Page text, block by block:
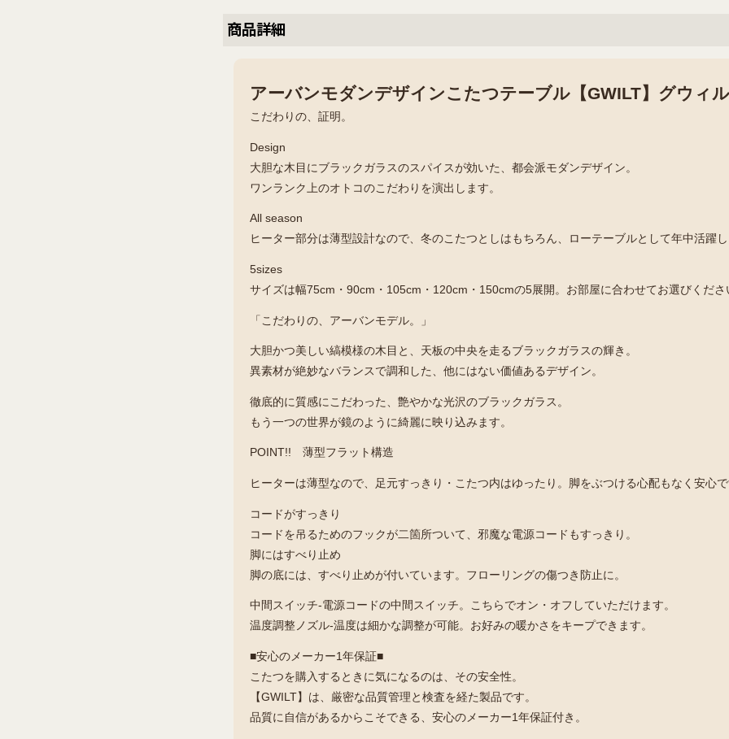
商品詳細
アーバンモダンデザインこたつテーブル【GWILT】グウィ
こだわりの、証明。
Design
大胆な木目にブラックガラスのスパイスが効いた、都会派モダンデザイン。
ワンランク上のオトコのこだわりを演出します。
All season
ヒーター部分は薄型設計なので、冬のこたつとしはもちろん、ローテーブルとして年中活躍し
5sizes
サイズは幅75cm・90cm・105cm・120cm・150cmの5展開。お部屋に合わせてお選びくださ
「こだわりの、アーバンモデル。」
大胆かつ美しい縞模様の木目と、天板の中央を走るブラックガラスの輝き。
異素材が絶妙なバランスで調和した、他にはない価値あるデザイン。
徹底的に質感にこだわった、艶やかな光沢のブラックガラス。
もう一つの世界が鏡のように綺麗に映り込みます。
POINT!! 薄型フラット構造
ヒーターは薄型なので、足元すっきり・こたつ内はゆったり。脚をぶつける心配もなく安心で
コードがすっきり
コードを吊るためのフックが二箇所ついて、邪魔な電源コードもすっきり。
脚にはすべり止め
脚の底には、すべり止めが付いています。フローリングの傷つき防止に。
中間スイッチ-電源コードの中間スイッチ。こちらでオン・オフしていただけます。
温度調整ノズル-温度は細かな調整が可能。お好みの暖かさをキープできます。
■安心のメーカー1年保証■
こたつを購入するときに気になるのは、その安全性。
【GWILT】は、厳密な品質管理と検査を経た製品です。
品質に自信があるからこそできる、安心のメーカー1年保証付き。